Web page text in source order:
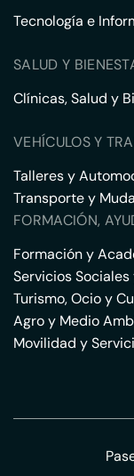
Tecnología e
SALUD Y
Clínicas, Salud y
VEHÍCULOS Y
Talleres y
Transporte y
FORMACIÓN,
Formación y
Servicios
Turismo, Ocio y
Agro y Medio
Movilidad y